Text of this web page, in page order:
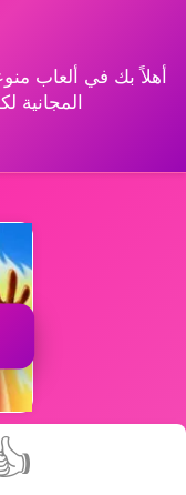
أهلاً بك في ألعاب
المجانية